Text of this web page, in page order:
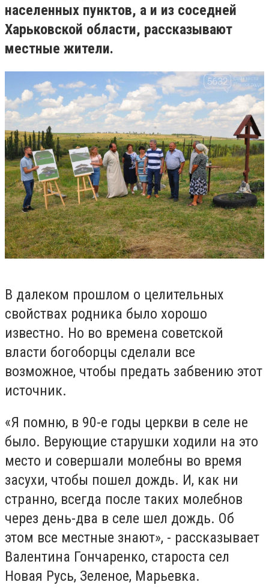
населенных пунктов, а и из соседней
Харьковской области, рассказывают
местные жители.
В далеком прошлом о целительных
свойствах родника было хорошо
известно. Но во времена советской
власти богоборцы сделали все
возможное, чтобы предать забвению этот
источник.
«Я помню, в 90-е годы церкви в селе не
было. Верующие старушки ходили на это
место и совершали молебны во время
засухи, чтобы пошел дождь. И, как ни
странно, всегда после таких молебнов
через день-два в селе шел дождь. Об
этом все местные знают», - рассказывает
Валентина Гончаренко, староста сел
Новая Русь, Зеленое, Марьевка.